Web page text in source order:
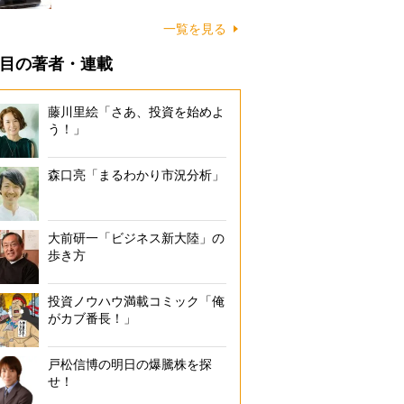
一覧を見る
の著者・連載
藤川里絵「さあ、投資を始めよ
う！」
森口亮「まるわかり市況分析」
大前研一「ビジネス新大陸」の
歩き方
投資ノウハウ満載コミック「俺
がカブ番長！」
戸松信博の明日の爆騰株を探
せ！